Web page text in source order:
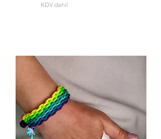
KDV dahil